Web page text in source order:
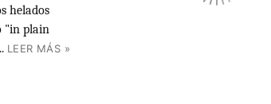
helados
"in plain
LEER MÁS »